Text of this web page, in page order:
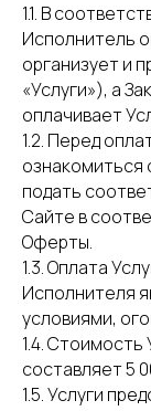
1.1. В
Исполнитель
организует и
«Услуги»), а
оплачивает
1.2. Перед
ознакомиться
подать
Сайте в
Оферты.
1.3. Оплата
Исполнителя
условиями,
1.4.
составляет 5
1.5. Услуги